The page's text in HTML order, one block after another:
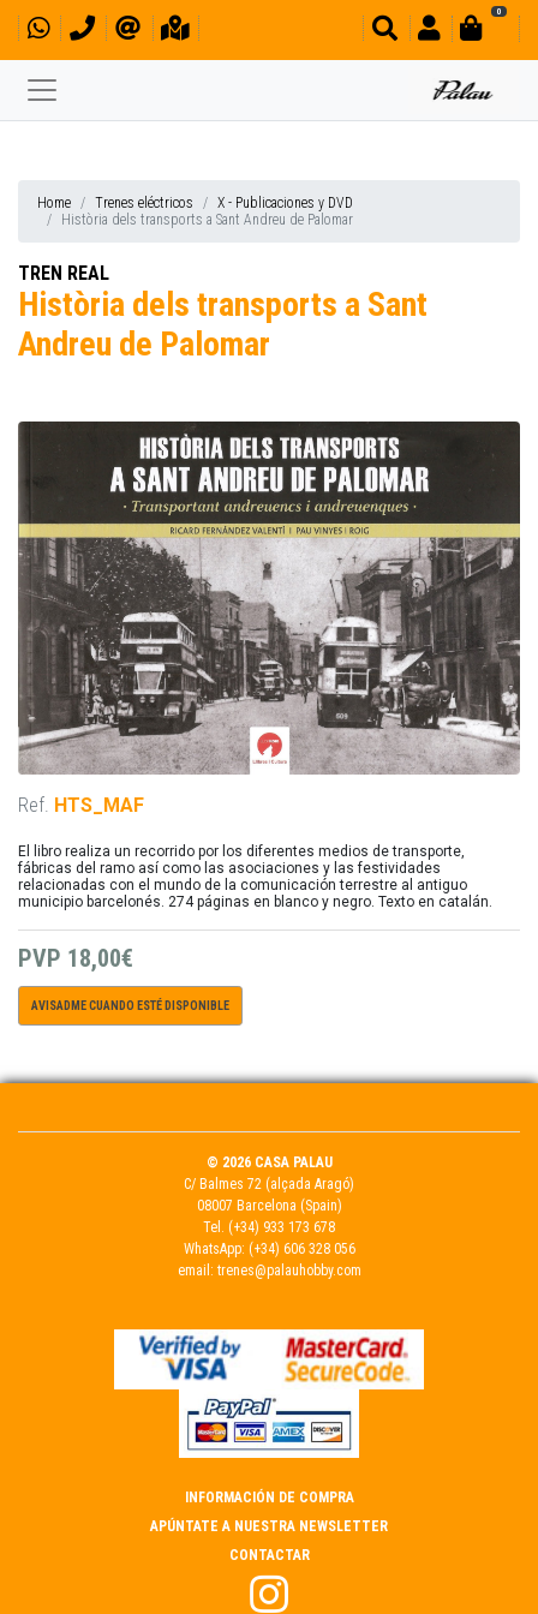
0
Home Trenes eléctricos
X - Publicaciones y DVD
Història dels transports a Sant Andreu de Palomar
TREN REAL
Història dels transports a Sant
Andreu de Palomar
Ref. HTS_MAF
El libro realiza un recorrido por los diferentes medios de transporte,
fábricas del ramo así como las asociaciones y las festividades
relacionadas con el mundo de la comunicación terrestre al antiguo
municipio barcelonés. 274 páginas en blanco y negro. Texto en catalán.
PVP 18,00€
AVISADME CUANDO ESTÉ DISPONIBLE
© 2026 CASA PALAU
C/ Balmes 72 (alçada Aragó)
08007 Barcelona (Spain)
Tel. (+34) 933 173 678
WhatsApp: (+34) 606 328 056
email: trenes@palauhobby.com
INFORMACIÓN DE COMPRA
APÚNTATE A NUESTRA NEWSLETTER
CONTACTAR